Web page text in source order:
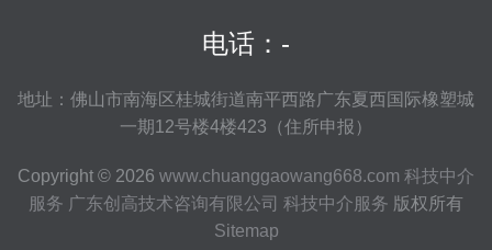
电话：-
地址：佛山市南海区桂城街道南平西路广东夏西国际橡塑城
一期12号楼4楼423（住所申报）
Copyright © 2026 www.chuanggaowang668.com 科技中介
服务 广东创高技术咨询有限公司 科技中介服务 版权所有
Sitemap